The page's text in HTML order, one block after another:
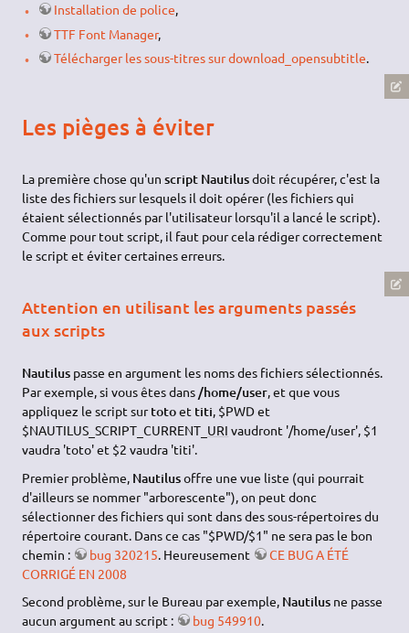
Installation de police,
TTF Font Manager,
Télécharger les sous-titres sur download_opensubtitle.
Les pièges à éviter
La première chose qu'unscript Nautilusdoit récupérer, c'est la
liste des fichiers sur lesquels il doit opérer (les fichiers qui
étaient sélectionnés par l'utilisateur lorsqu'il a lancé le script).
Comme pour tout script, il faut pour cela rédiger correctement
le script et éviter certaines erreurs.
Attention en utilisant les arguments passés
aux scripts
Nautilus passe en argument les noms des fichiers sélectionnés.
Par exemple, si vous êtes dans/home/user, et que vous
appliquez le script surtotoet titi, $PWD et
$NAUTILUS_SCRIPT_CURRENT_ URI vaudront '/home/user', $1
vaudra 'toto' et $2 vaudra 'titi'.
Premier problème, Nautilusoffre une vue liste (qui pourrait
d'ailleurs se nommer "arborescente"), on peut donc
sélectionner des fichiers qui sont dans des sous-répertoires du
répertoire courant. Dans ce cas "$PWD/$1" ne sera pas le bon
chemin :
bug 320215 . Heureusement
CE BUG A ÉTÉ
CORRIGÉ EN 2008
Second problème, sur le Bureau par exemple, Nautilus ne passe
aucun argument au script :
bug 549910.